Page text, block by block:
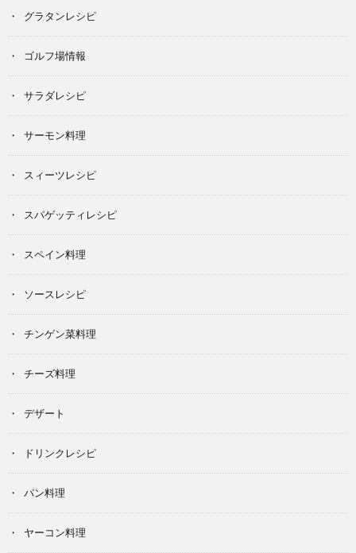
グラタンレシピ
ゴルフ場情報
サラダレシピ
サーモン料理
スィーツレシピ
スパゲッティレシピ
スペイン料理
ソースレシピ
チンゲン菜料理
チーズ料理
デザート
ドリンクレシピ
パン料理
ヤーコン料理